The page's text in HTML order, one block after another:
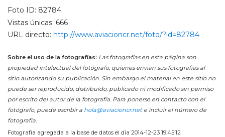
Foto ID: 82784
Vistas únicas: 666
URL directo: http://www.aviacioncr.net/foto/?id=82784
Sobre el uso de la fotografías: Las fotografías en esta página son
propiedad intelectual del fotógrafo, quienes envían sus fotografías al
sitio autorizando su publicación. Sin embargo el material en este sitio no
puede ser reproducido, distribuido, publicado ni modificado sin permiso
por escrito del autor de la fotografía. Para ponerse en contacto con el
fotógrafo, puede escribir a hola@aviacioncr.nete incluir el número de
fotografía.
Fotografía agregada a la base de datos el día 2014-12-23 19:45:12